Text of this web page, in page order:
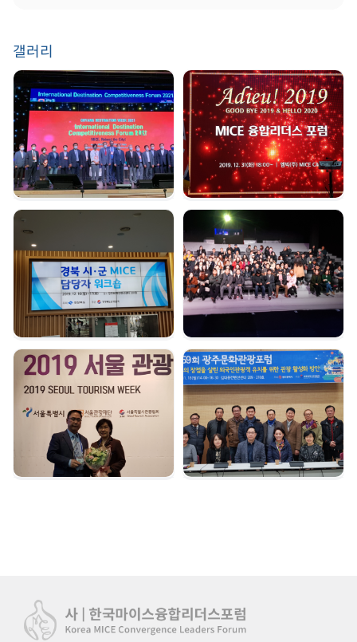
갤러리
GDW 2021 | 2021.
08. 25
송년회 | 2019. 12. 31
경북시군 마이스 담당자
워크숍 | 2019. 12. 16
여수 마이스육성포럼 |
2019. 12. 05
서울관광대상 수상 |
2019. 12. 04
광주문화관광포럼 |
2019. 11. 18